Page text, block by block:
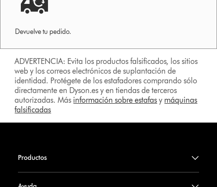
Devuelve tu pedido.
ADVERTENCIA: Evita los productos falsificados, los sitios
web y los correos electrónicos de suplantación de
identidad. Protégete de los estafadores comprando sólo
directamente en Dyson.es y en tiendas de terceros
autorizadas. Más información sobre estafas y máquinas
falsificadas
Productos